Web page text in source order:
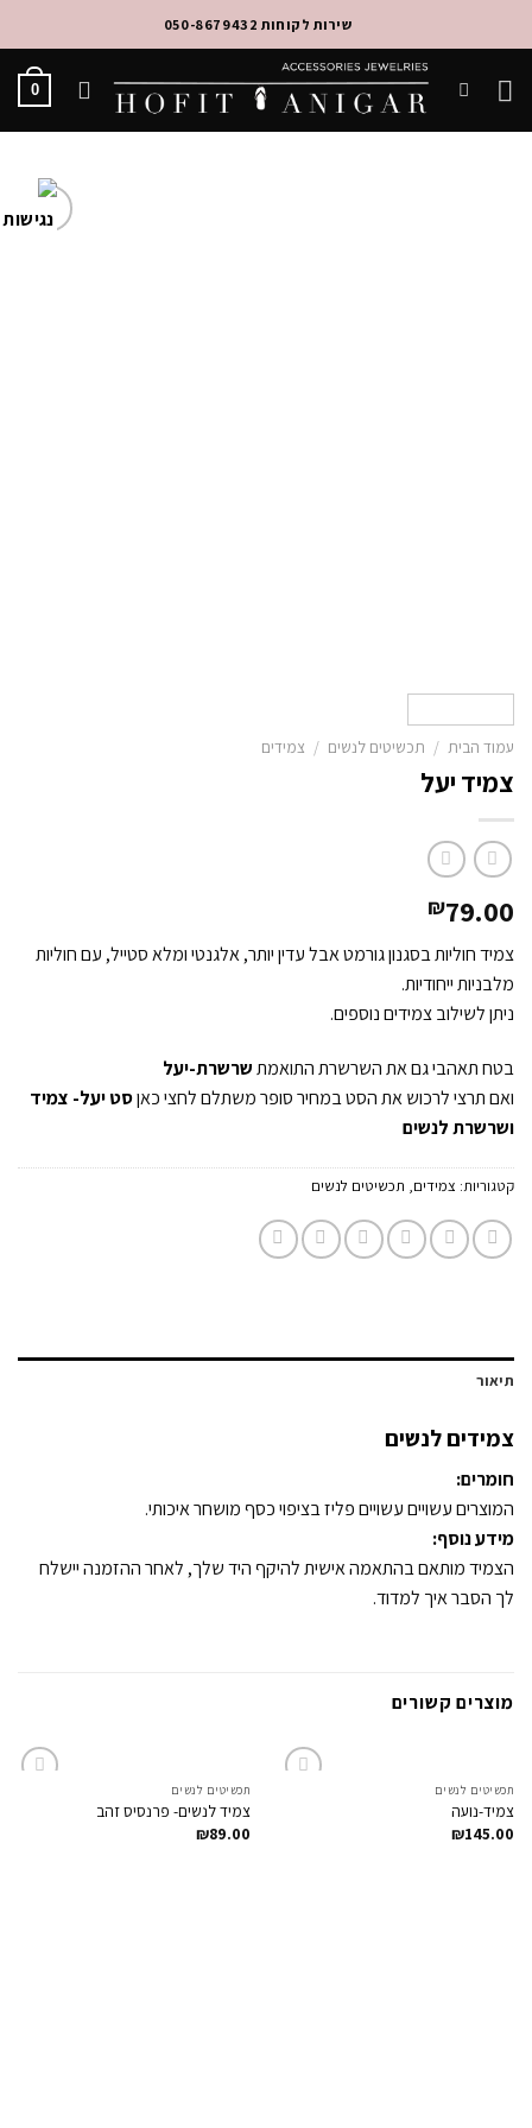
to
שירות לקוחות 050-8679432
0
עמוד הבית / תכשיטים לנשים / צמידים
צמיד יעל
₪79.00
צמיד חוליות בסגנון גורמט אבל עדין יותר, אלגנטי ומלא סטייל, עם חוליות
מלבניות ייחודיות.
ניתן לשילוב צמידים נוספים.
בטח תאהבי גם את השרשרת התואמתשרשרת-יעל
ואם תרצי לרכוש את הסט במחיר סופר משתלם לחצי כאןסט יעל- צמיד
ושרשרת לנשים
קטגוריות: צמידים, תכשיטים לנשים
תיאור
צמידים לנשים
חומרים:
המוצרים עשויים עשויים פליז בציפוי כסף מושחר איכותי.
מידע נוסף:
הצמיד מותאם בהתאמה אישית להיקף היד שלך, לאחר ההזמנה יישלח
לך הסבר איך למדוד.
מוצרים קשורים
תכשיטים לנשים
צמיד-נועה
₪145.00
תכשיטים לנשים
צמיד לנשים- פרנסיס זהב
₪89.00